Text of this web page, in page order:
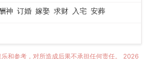
神 订婚 嫁娶 求财 入宅 安葬
和参考，对所造成后果不承担任何责任。 2026